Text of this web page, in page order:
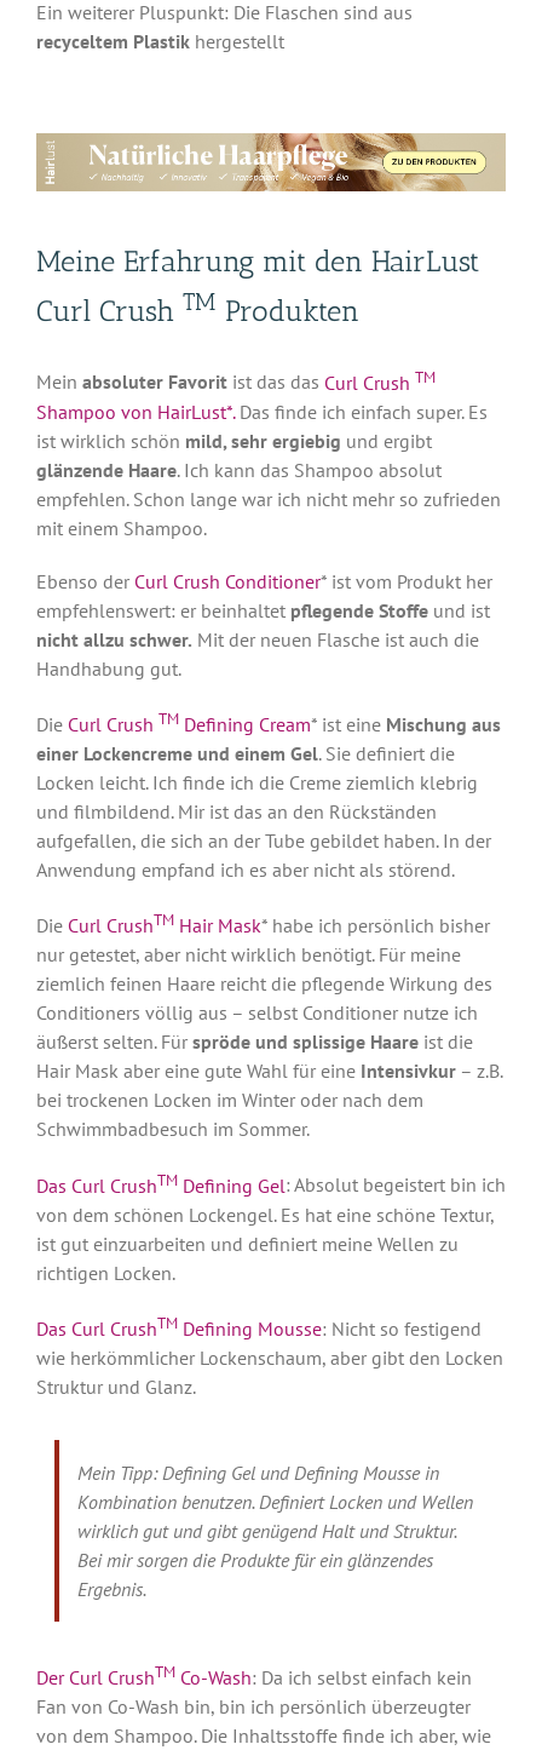
Ein weiterer Pluspunkt: Die Flaschen sind aus
recyceltem Plastikhergestellt
Meine Erfahrung mit den HairLust
Curl Crush TM Produkten
Mein absoluter Favoritist das das Curl Crush TM
Shampoo von HairLust*.Das finde ich einfach super. Es
ist wirklich schön mild, sehr ergiebig und ergibt
glänzende Haare. Ich kann das Shampoo absolut
empfehlen. Schon lange war ich nicht mehr so zufrieden
mit einem Shampoo.
Ebenso der Curl Crush Conditioner* ist vom Produkt her
empfehlenswert: er beinhaltet pflegende Stoffeund ist
nicht allzu schwer. Mit der neuen Flasche ist auch die
Handhabung gut.
Die Curl Crush TMDefining Cream* ist eine Mischung aus
einer Lockencreme und einem Gel. Sie definiert die
Locken leicht. Ich finde ich die Creme ziemlich klebrig
und filmbildend. Mir ist das an den Rückständen
aufgefallen, die sich an der Tube gebildet haben. In der
Anwendung empfand ich es aber nicht als störend.
Die Curl CrushTMHair Mask* habe ich persönlich bisher
nur getestet, aber nicht wirklich benötigt. Für meine
ziemlich feinen Haare reicht die pflegende Wirkung des
Conditioners völlig aus – selbst Conditioner nutze ich
äußerst selten. Für spröde und splissige Haareist die
Hair Mask aber eine gute Wahl für eine Intensivkur– z.B.
bei trockenen Locken im Winter oder nach dem
Schwimmbadbesuch im Sommer.
Das Curl CrushTMDefining Gel: Absolut begeistert bin ich
von dem schönen Lockengel. Es hat eine schöne Textur,
ist gut einzuarbeiten und definiert meine Wellen zu
richtigen Locken.
Das Curl CrushTMDefining Mousse: Nicht so festigend
wie herkömmlicher Lockenschaum, aber gibt den Locken
Struktur und Glanz.
Mein Tipp: Defining Gel und Defining Mousse in
Kombination benutzen. Definiert Locken und Wellen
wirklich gut und gibt genügend Halt und Struktur.
Bei mir sorgen die Produkte für ein glänzendes
Ergebnis.
Der Curl CrushTMCo-Wash: Da ich selbst einfach kein
Fan von Co-Wash bin, bin ich persönlich überzeugter
von dem Shampoo. Die Inhaltsstoffe finde ich aber, wie